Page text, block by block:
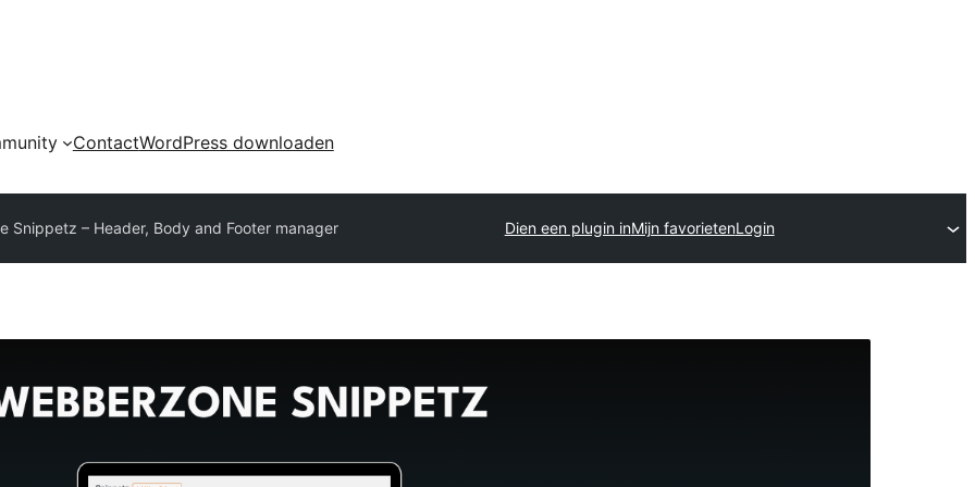
ContactWordPress downloaden
Snippetz – Header, Body and Footer manager Dien een plugin inMijn favorietenLogin